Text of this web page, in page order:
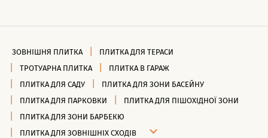
ЗОВНІШНЯ ПЛИТКА
ПЛИТКА ДЛЯ ТЕРАСИ
ТРОТУАРНА ПЛИТКА
ПЛИТКА В ГАРАЖ
ПЛИТКА ДЛЯ САДУ
ПЛИТКА ДЛЯ ЗОНИ БАСЕЙНУ
ПЛИТКА ДЛЯ ПАРКОВКИ
ПЛИТКА ДЛЯ ПІШОХІДНОЇ ЗОНИ
ПЛИТКА ДЛЯ ЗОНИ БАРБЕКЮ
ПЛИТКА ДЛЯ ЗОВНІШНІХ СХОДІВ